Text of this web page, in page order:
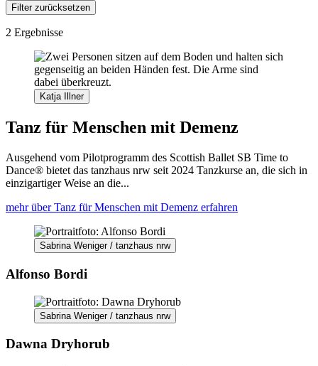
Filter zurücksetzen
2 Ergebnisse
Katja Illner
Tanz für Menschen mit Demenz
Ausgehend vom Pilotprogramm des Scottish Ballet SB Time to
Dance® bietet das tanzhaus nrw seit 2024 Tanzkurse an, die sich in
einzigartiger Weise an die...
mehr über Tanz für Menschen mit Demenz erfahren
Sabrina Weniger / tanzhaus nrw
Alfonso Bordi
Sabrina Weniger / tanzhaus nrw
Dawna Dryhorub